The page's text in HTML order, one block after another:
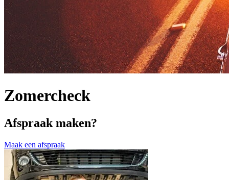
Zomercheck
Afspraak maken?
Maak een afspraak